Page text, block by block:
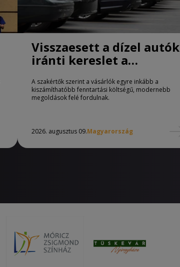
Visszaesett a dízel autók
iránti kereslet a
A szakértők szerint a vásárlók egyre inkább a
kiszámíthatóbb fenntartási költségű, modernebb
megoldások felé fordulnak.
2026. augusztus 09.Magyarország